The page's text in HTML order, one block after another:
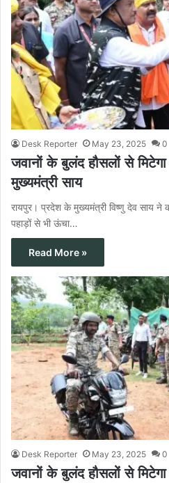
Desk Reporter May 23, 2025 0
जवानों के बुलंद हौसलों से
मुख्यमंत्री साय
रायपुर। प्रदेश के मुख्यमंत्री विष्णु देव साय ने
पहाड़ों से भी ऊंचा…
Read More »
Desk Reporter May 23, 2025 0
जवानों के बुलंद हौसलों से